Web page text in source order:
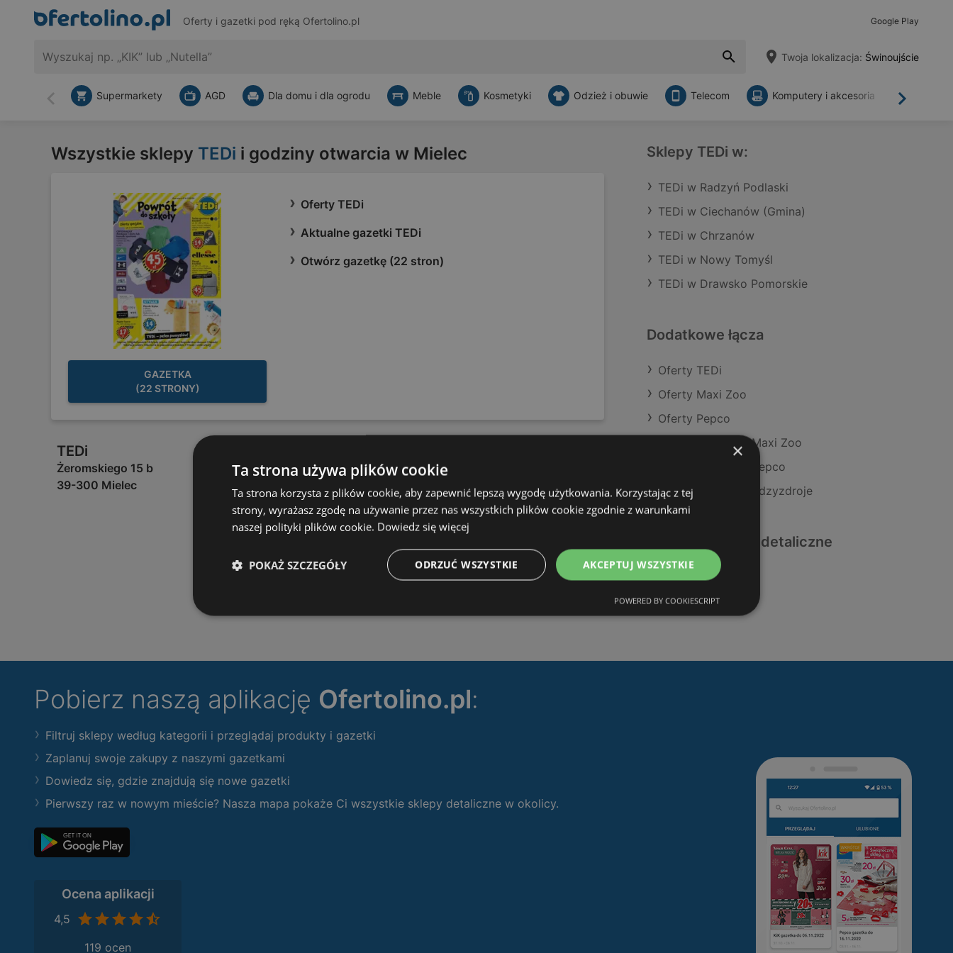
Oferty i gazetki pod ręką Ofertolino.pl Google Play
Twoja lokalizacja: Świnoujście
Wstecz Dalej
Supermarkety AGD Dla domu i dla ogrodu Meble Kosmetyki Odzież i obuwie Telecom Komputery i akcesoria
Wszystkie sklepy TEDi i godziny otwarcia w Mielec
GAZETKA
(22 STRONY)
Oferty TEDi
Aktualne gazetki TEDi
Otwórz gazetkę (22 stron)
TEDi
Żeromskiego 15 b
39-300 Mielec
Sklepy TEDi w:
TEDi w Radzyń Podlaski
TEDi w Ciechanów (Gmina)
TEDi w Chrzanów
TEDi w Nowy Tomyśl
TEDi w Drawsko Pomorskie
Dodatkowe łącza
Oferty TEDi
Oferty Maxi Zoo
Oferty Pepco
Aktualne gazetki Maxi Zoo
Aktualne gazetki Pepco
Sklepy TEDi w Międzyzdroje
Podobne sklepy detaliczne
Oferty Maxi Zoo
Oferty Pepco
Pobierz naszą aplikację Ofertolino.pl:
Filtruj sklepy według kategorii i przeglądaj produkty i gazetki
Zaplanuj swoje zakupy z naszymi gazetkami
Dowiedz się, gdzie znajdują się nowe gazetki
Pierwszy raz w nowym mieście? Nasza mapa pokaże Ci wszystkie sklepy detaliczne w okolicy.
Ocena aplikacji
4,5
119 ocen
×
Ta strona używa plików cookie
Ta strona korzysta z plików cookie, aby zapewnić lepszą wygodę użytkowania. Korzystając z tej
strony, wyrażasz zgodę na używanie przez nas wszystkich plików cookie zgodnie z warunkami
naszej polityki plików cookie. Dowiedz się więcej
AKCEPTUJ WSZYSTKIE
ODRZUĆ WSZYSTKIE
POKAŻ SZCZEGÓŁY
POWERED BY COOKIESCRIPT